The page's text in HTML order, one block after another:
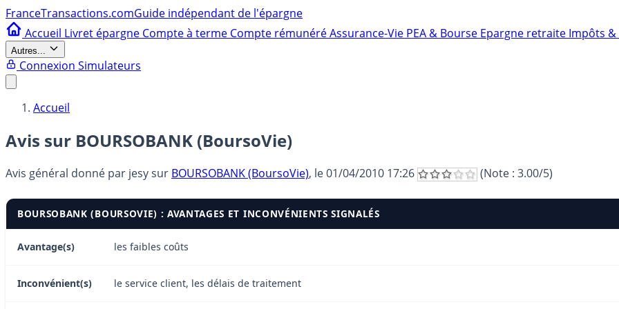
FranceTransactions.comGuide indépendant de l'épargne
Accueil Livret épargne Compte à terme Compte rémunéréAssurance-Vie PEA & Bourse Epargne retraite Impôts &
Autres...
Connexion Simulateurs
Accueil
Avis sur BOURSOBANK (BoursoVie)
Avis général donné par jesysur BOURSOBANK (BoursoVie), le01/04/2010 17:26 (Note : 3.00/5)
BOURSOBANK (BOURSOVIE) : AVANTAGES ET INCONVÉNIENTS SIGNALÉS
Avantage(s) les faibles coûts
Inconvénient(s) le service client, les délais de traitement